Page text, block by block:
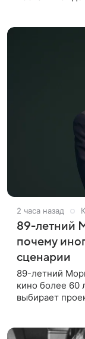
2 часа назад
89-летний
почему
сценарии
89-летний
кино более 60
выбирает